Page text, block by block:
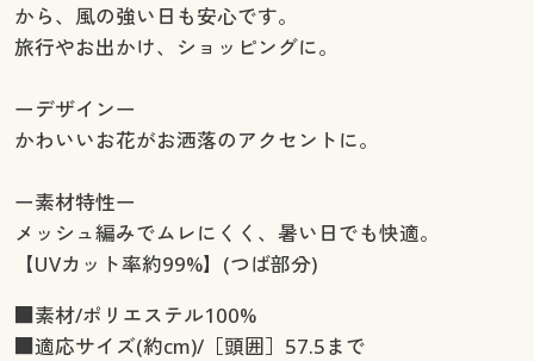
から、風の強い日も安心です。
旅行やお出かけ、ショッピングに。
ーデザインー
かわいいお花がお洒落のアクセントに。
ー素材特性ー
メッシュ編みでムレにくく、暑い日でも快適。
【UVカット率約99%】(つば部分)
■素材/ポリエステル100%
■適応サイズ(約cm)/［頭囲］57.5まで